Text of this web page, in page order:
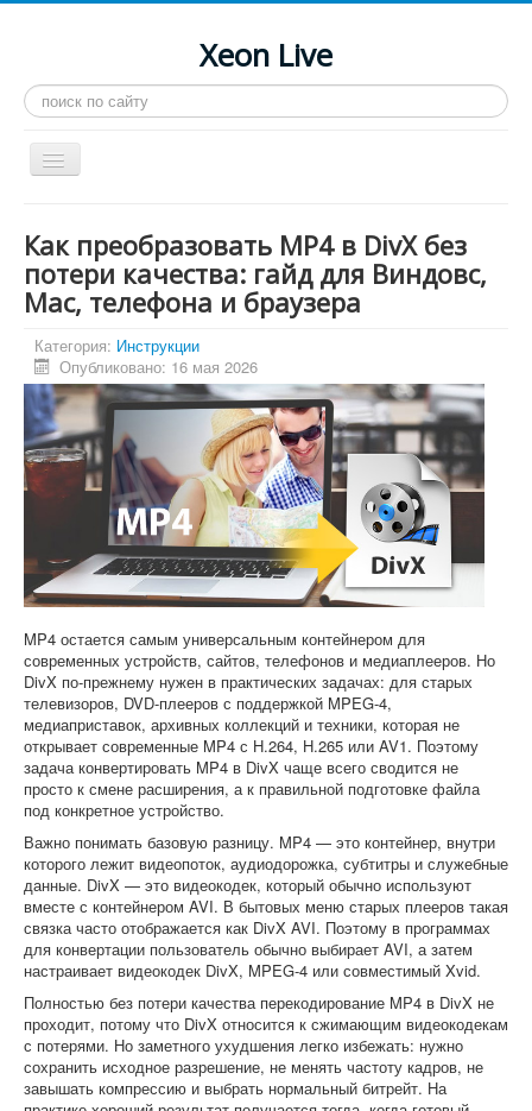
Xeon Live
Искать...
Toggle
Navigation
LGA 2011-3
LGA 2011
Процессоры
Инструкции
Рейтинги
Конференция
Системные программы
Как преобразовать MP4 в DivX без
потери качества: гайд для Виндовс,
Mac, телефона и браузера
Категория: Инструкции
Опубликовано: 16 мая 2026
MP4 остается самым универсальным контейнером для
современных устройств, сайтов, телефонов и медиаплееров. Но
DivX по-прежнему нужен в практических задачах: для старых
телевизоров, DVD-плееров с поддержкой MPEG-4,
медиаприставок, архивных коллекций и техники, которая не
открывает современные MP4 с H.264, H.265 или AV1. Поэтому
задача конвертировать MP4 в DivX чаще всего сводится не
просто к смене расширения, а к правильной подготовке файла
под конкретное устройство.
Важно понимать базовую разницу. MP4 — это контейнер, внутри
которого лежит видеопоток, аудиодорожка, субтитры и служебные
данные. DivX — это видеокодек, который обычно используют
вместе с контейнером AVI. В бытовых меню старых плееров такая
связка часто отображается как DivX AVI. Поэтому в программах
для конвертации пользователь обычно выбирает AVI, а затем
настраивает видеокодек DivX, MPEG-4 или совместимый Xvid.
Полностью без потери качества перекодирование MP4 в DivX не
проходит, потому что DivX относится к сжимающим видеокодекам
с потерями. Но заметного ухудшения легко избежать: нужно
сохранить исходное разрешение, не менять частоту кадров, не
завышать компрессию и выбрать нормальный битрейт. На